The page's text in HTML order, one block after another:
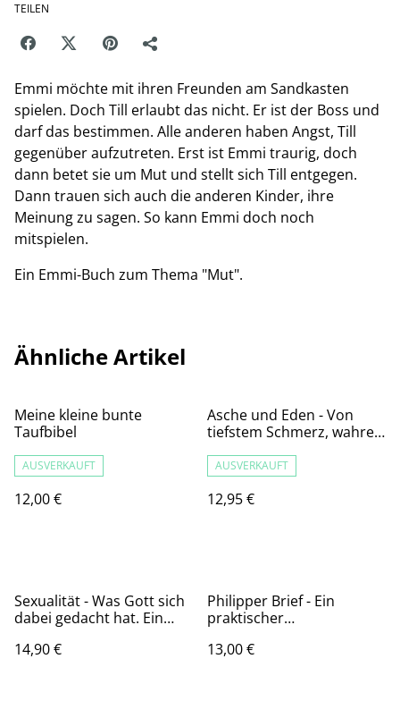
TEILEN
Emmi möchte mit ihren Freunden am Sandkasten
spielen. Doch Till erlaubt das nicht. Er ist der Boss und
darf das bestimmen. Alle anderen haben Angst, Till
gegenüber aufzutreten. Erst ist Emmi traurig, doch
dann betet sie um Mut und stellt sich Till entgegen.
Dann trauen sich auch die anderen Kinder, ihre
Meinung zu sagen. So kann Emmi doch noch
mitspielen.
Ein Emmi-Buch zum Thema "Mut".
Ähnliche Artikel
Meine kleine bunte
Taufbibel
AUSVERKAUFT
12,00 €
Asche und Eden - Von
tiefstem Schmerz, wahrer
Begegnung, die alles
verändert.
AUSVERKAUFT
12,95 €
Sexualität - Was Gott sich
dabei gedacht hat. Ein
14,90 €
Philipper Brief - Ein
praktischer
Meyer
13,00 €